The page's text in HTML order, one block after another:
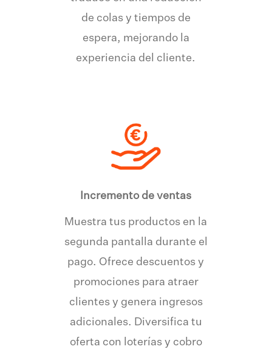
de colas y tiempos de
espera, mejorando la
experiencia del cliente.
Incremento de ventas
Muestra tus productos en la
segunda pantalla durante el
pago. Ofrece descuentos y
promociones para atraer
clientes y genera ingresos
adicionales. Diversifica tu
oferta con loterías y cobro